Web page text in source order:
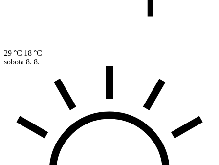
29 °C 18 °C
sobota 8. 8.